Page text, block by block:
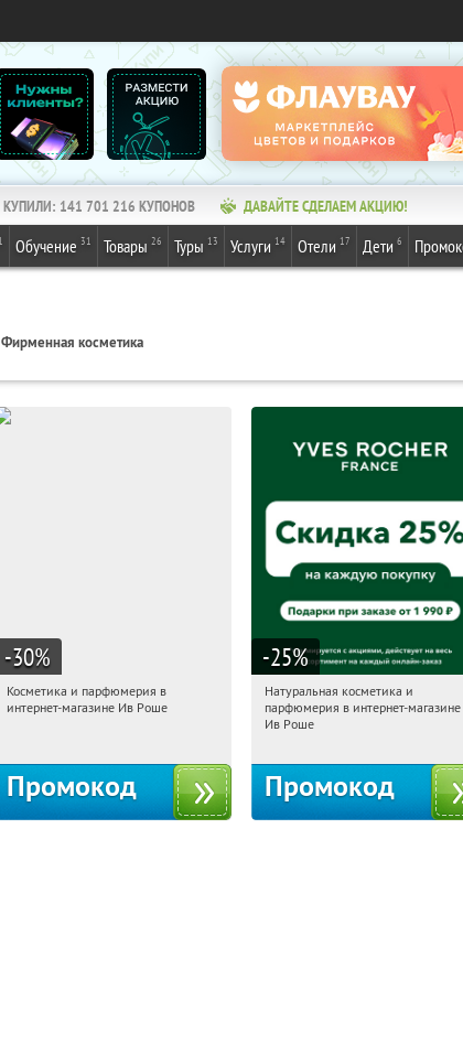
КУПИЛИ: 141 701 218 КУПОНОВ ДАВАЙТЕ СДЕЛАЕМ АКЦИЮ!
1 Обучение 31 Товары 26 Туры 13 Услуги 14 Отели 17 Дети 6
Фирменная косметика
-30%
08:38:08 Получили:
Косметика и парфюмерия в
интернет-магазине Ив Роше
Промокод
-25%
08:38:08 Получили:
Россия
Натуральная косметика и
парфюмерия в интернет-магазине
Ив Роше
Промокод